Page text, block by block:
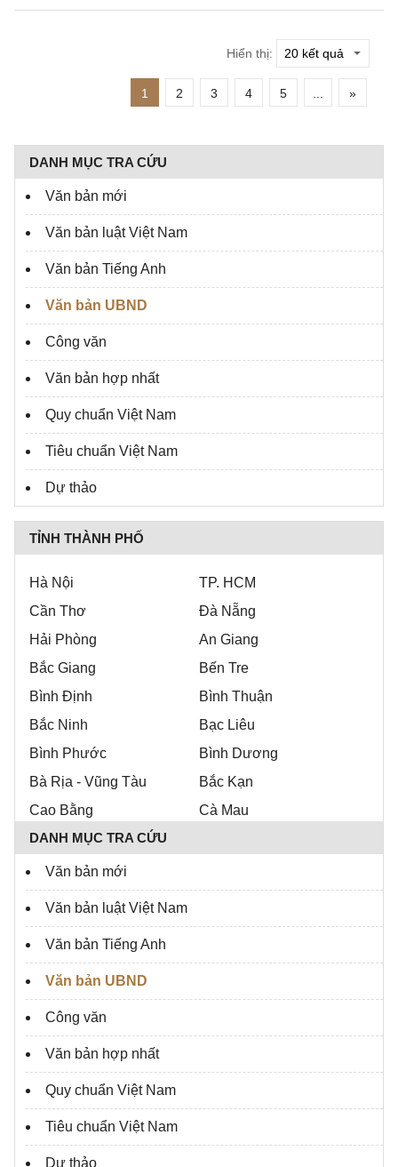
Hiển thị:
1 2 3 4 5 »
DANH MỤC TRA CỨU
Văn bản mới
Văn bản luật Việt Nam
Văn bản Tiếng Anh
Văn bản UBND
Công văn
Văn bản hợp nhất
Quy chuẩn Việt Nam
Tiêu chuẩn Việt Nam
Dự thảo
TỈNH THÀNH PHỐ
Hà Nội
TP. HCM
Cần Thơ
Đà Nẵng
Hải Phòng
An Giang
Bắc Giang
Bến Tre
Bình Định
Bình Thuận
Bắc Ninh
Bạc Liêu
Bình Phước
Bình Dương
Bà Rịa - Vũng Tàu
Bắc Kạn
Cao Bằng
Cà Mau
Đồng Nai
Đắk Lắk
Điện Biên
Gia Lai
Hà Tĩnh
Hậu Giang
Hà Tây
Hòa Bình
Hưng Yên
Khánh Hòa
Kiên Giang
Lạng Sơn
Lâm Đồng
DANH MỤC TRA CỨU
Văn bản mới
Văn bản luật Việt Nam
Văn bản Tiếng Anh
Văn bản UBND
Công văn
Văn bản hợp nhất
Quy chuẩn Việt Nam
Tiêu chuẩn Việt Nam
Dự thảo